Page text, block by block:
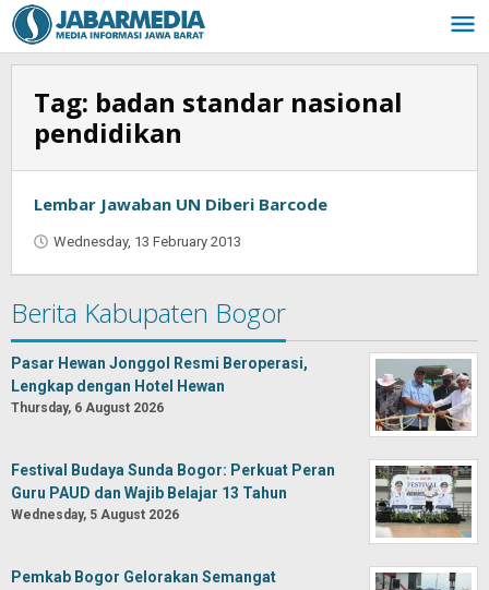
Skip
to
content
Tag: badan standar nasional
pendidikan
Lembar Jawaban UN Diberi Barcode
Wednesday, 13 February 2013
Berita Kabupaten Bogor
Pasar Hewan Jonggol Resmi Beroperasi,
Lengkap dengan Hotel Hewan
Thursday, 6 August 2026
Festival Budaya Sunda Bogor: Perkuat Peran
Guru PAUD dan Wajib Belajar 13 Tahun
Wednesday, 5 August 2026
Pemkab Bogor Gelorakan Semangat